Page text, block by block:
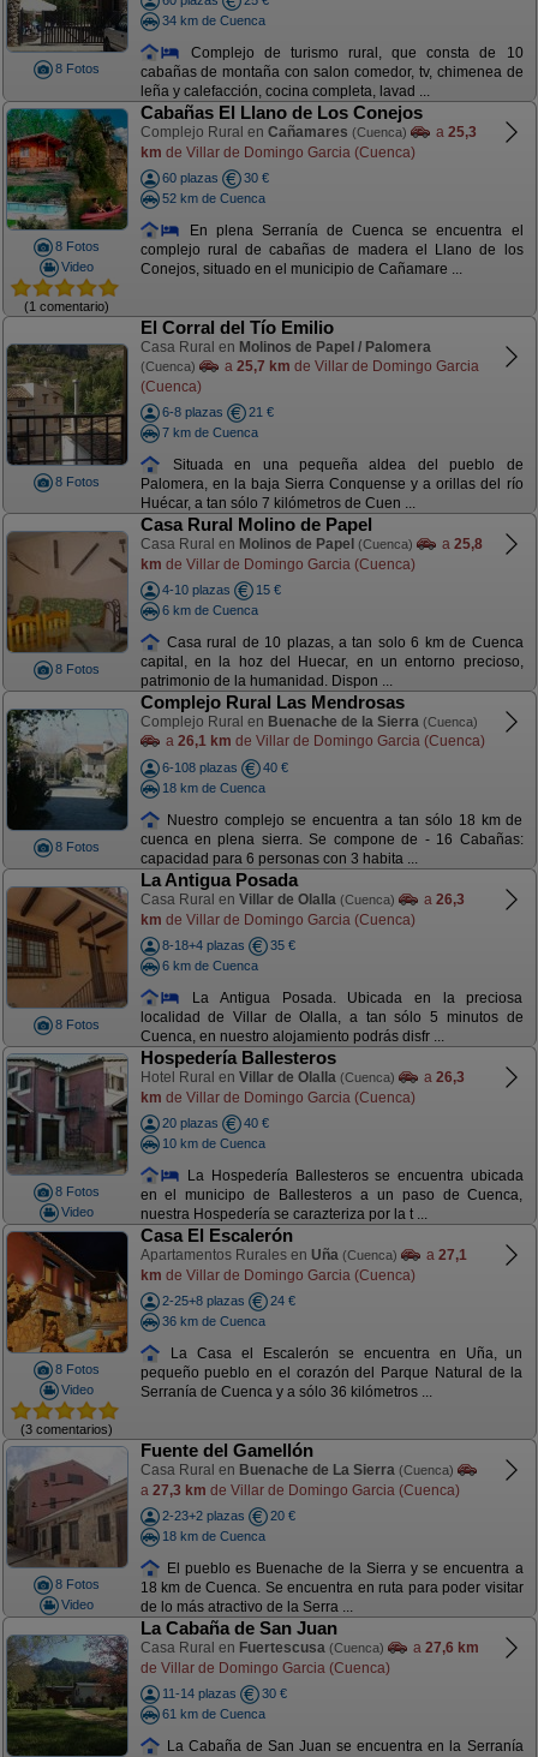
8 Fotos
34 km de Cuenca
Complejo de turismo rural, que consta de 10
cabañas de montaña con salon comedor, tv, chimenea de
leña y calefacción, cocina completa, lavad ...
8 Fotos
Video
(1 comentario)
Cabañas El Llano de Los Conejos
Complejo Rural en Cañamares (Cuenca) a 25,3
km de Villar de Domingo Garcia (Cuenca)
60 plazas
30 €
52 km de Cuenca
En plena Serranía de Cuenca se encuentra el
complejo rural de cabañas de madera el Llano de los
Conejos, situado en el municipio de Cañamare ...
8 Fotos
El Corral del Tío Emilio
Casa Rural en Molinos de Papel / Palomera
(Cuenca) a 25,7 km de Villar de Domingo Garcia
(Cuenca)
6-8 plazas
21 €
7 km de Cuenca
Situada en una pequeña aldea del pueblo de
Palomera, en la baja Sierra Conquense y a orillas del río
Huécar, a tan sólo 7 kilómetros de Cuen ...
8 Fotos
Casa Rural Molino de Papel
Casa Rural en Molinos de Papel (Cuenca) a 25,8
km de Villar de Domingo Garcia (Cuenca)
4-10 plazas
15 €
6 km de Cuenca
Casa rural de 10 plazas, a tan solo 6 km de Cuenca
capital, en la hoz del Huecar, en un entorno precioso,
patrimonio de la humanidad. Dispon ...
8 Fotos
Complejo Rural Las Mendrosas
Complejo Rural en Buenache de la Sierra (Cuenca)
a 26,1 km de Villar de Domingo Garcia (Cuenca)
6-108 plazas
40 €
18 km de Cuenca
Nuestro complejo se encuentra a tan sólo 18 km de
cuenca en plena sierra. Se compone de - 16 Cabañas:
capacidad para 6 personas con 3 habita ...
8 Fotos
La Antigua Posada
Casa Rural en Villar de Olalla (Cuenca) a 26,3
km de Villar de Domingo Garcia (Cuenca)
8-18+4 plazas
35 €
6 km de Cuenca
La Antigua Posada. Ubicada en la preciosa
localidad de Villar de Olalla, a tan sólo 5 minutos de
Cuenca, en nuestro alojamiento podrás disfr ...
8 Fotos
Video
Hospedería Ballesteros
Hotel Rural en Villar de Olalla (Cuenca) a 26,3
km de Villar de Domingo Garcia (Cuenca)
20 plazas
40 €
10 km de Cuenca
La Hospedería Ballesteros se encuentra ubicada
en el municipo de Ballesteros a un paso de Cuenca,
nuestra Hospedería se carazteriza por la t ...
8 Fotos
Video
(3 comentarios)
Casa El Escalerón
Apartamentos Rurales en Uña (Cuenca) a 27,1
km de Villar de Domingo Garcia (Cuenca)
2-25+8 plazas
24 €
36 km de Cuenca
La Casa el Escalerón se encuentra en Uña, un
pequeño pueblo en el corazón del Parque Natural de la
Serranía de Cuenca y a sólo 36 kilómetros ...
8 Fotos
Video
Fuente del Gamellón
Casa Rural en Buenache de La Sierra (Cuenca)
a 27,3 km de Villar de Domingo Garcia (Cuenca)
2-23+2 plazas
20 €
18 km de Cuenca
El pueblo es Buenache de la Sierra y se encuentra a
18 km de Cuenca. Se encuentra en ruta para poder visitar
de lo más atractivo de la Serra ...
La Cabaña de San Juan
Casa Rural en Fuertescusa (Cuenca) a 27,6 km
de Villar de Domingo Garcia (Cuenca)
11-14 plazas
30 €
61 km de Cuenca
La Cabaña de San Juan se encuentra en la Serranía